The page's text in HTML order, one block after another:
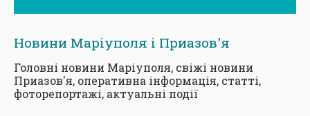
Новини Маріуполя і Приазов'я
Головні новини Маріуполя, свіжі новини
Приазов'я, оперативна інформація, статті,
фоторепортажі, актуальні події